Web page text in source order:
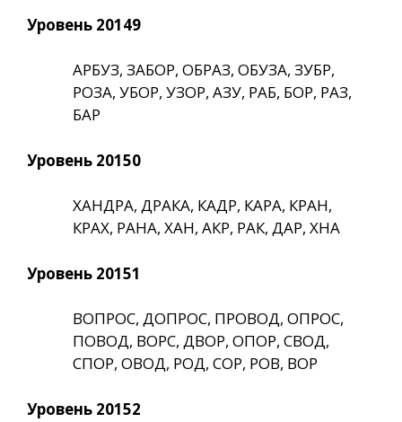
Уровень 20149
АРБУЗ, ЗАБОР, ОБРАЗ, ОБУЗА, ЗУБР,
РОЗА, УБОР, УЗОР, АЗУ, РАБ, БОР, РАЗ,
БАР
Уровень 20150
ХАНДРА, ДРАКА, КАДР, КАРА, КРАН,
КРАХ, РАНА, ХАН, АКР, РАК, ДАР, ХНА
Уровень 20151
ВОПРОС, ДОПРОС, ПРОВОД, ОПРОС,
ПОВОД, ВОРС, ДВОР, ОПОР, СВОД,
СПОР, ОВОД, РОД, СОР, РОВ, ВОР
Уровень 20152